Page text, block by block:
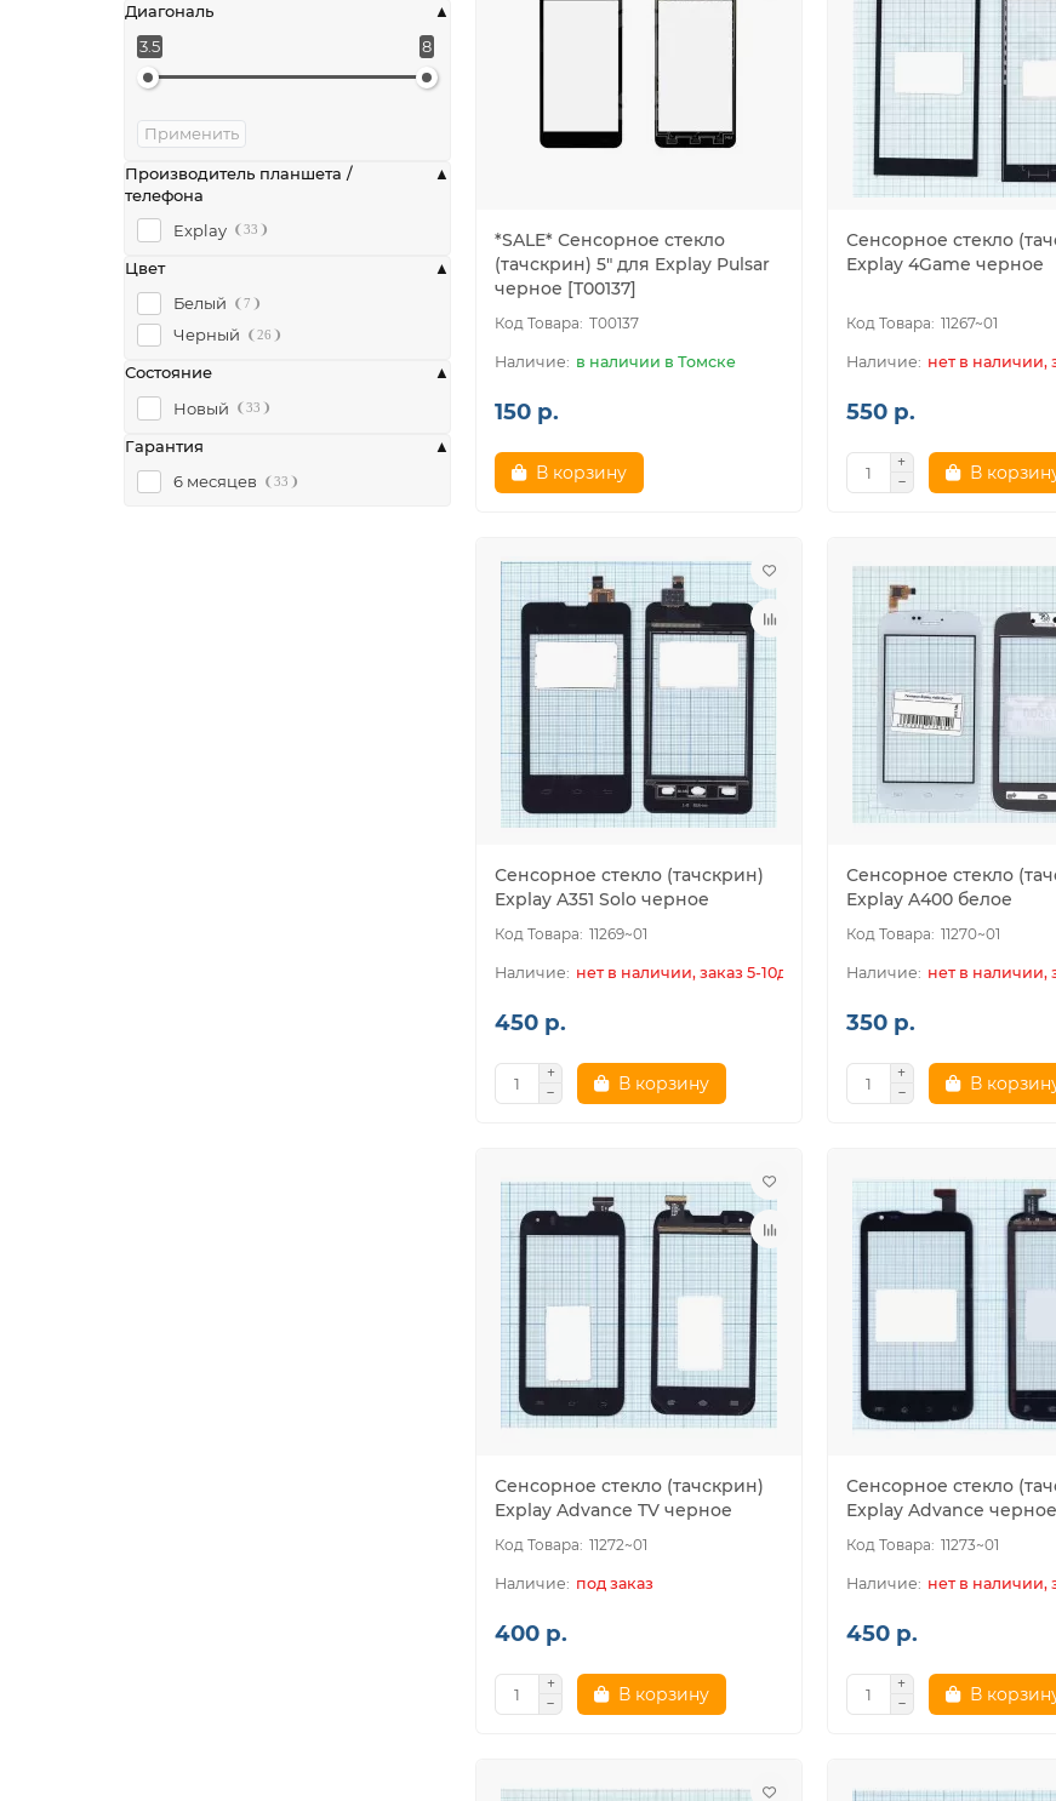
Диагональ
3.5
8
Применить
Производитель планшета /
телефона
Explay
33
Цвет
Белый
7
Черный 26
Состояние
Новый
33
Гарантия
6 месяцев
33
*SALE* Сенсорное стекло
(тачскрин) 5" для Explay Pulsar
черное [T00137]
T00137
в наличии в Томске
150 р.
В корзину
Сенсорное стекло
Explay 4Game черное
11267~01
нет в наличии,
550 р.
В
Сенсорное стекло (тачскрин)
Explay A351 Solo черное
11269~01
нет в наличии, заказ 5-10дн.
450 р.
В корзину
Сенсорное стекло
Explay A400 белое
11270~01
нет в наличии,
350 р.
В
Сенсорное стекло (тачскрин)
Explay Advance TV черное
11272~01
под заказ
400 р.
В корзину
Сенсорное стекло
Explay Advance черное
11273~01
нет в наличии,
450 р.
В